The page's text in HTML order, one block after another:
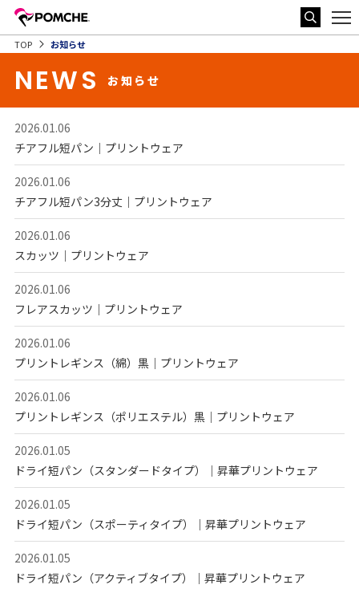
TOP お知らせ
NEWS お知らせ
2026.01.06
チアフル短パン｜プリントウェア
2026.01.06
チアフル短パン3分丈｜プリントウェア
2026.01.06
スカッツ｜プリントウェア
2026.01.06
フレアスカッツ｜プリントウェア
2026.01.06
プリントレギンス（綿）黒｜プリントウェア
2026.01.06
プリントレギンス（ポリエステル）黒｜プリントウェア
2026.01.05
ドライ短パン（スタンダードタイプ）｜昇華プリントウェア
2026.01.05
ドライ短パン（スポーティタイプ）｜昇華プリントウェア
2026.01.05
ドライ短パン（アクティブタイプ）｜昇華プリントウェア